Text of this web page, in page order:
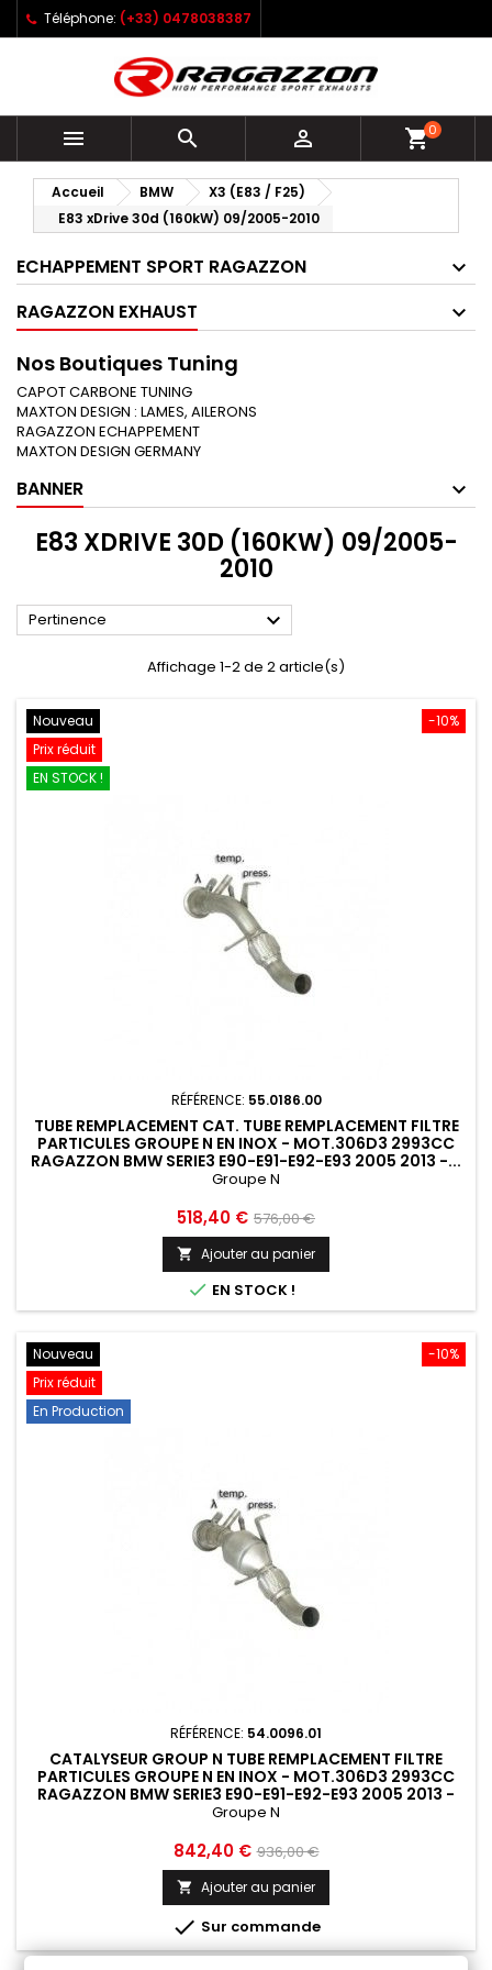
Téléphone: (+33) 0478038387
   shopping_cart0
Accueil BMW
X3 (E83 / F25)
E83 xDrive 30d (160kW) 09/2005-2010
ECHAPPEMENT SPORT RAGAZZON
RAGAZZON EXHAUST
Nos Boutiques Tuning
CAPOT CARBONE TUNING
MAXTON DESIGN : LAMES, AILERONS
RAGAZZON ECHAPPEMENT
MAXTON DESIGN GERMANY
BANNER
E83 XDRIVE 30D (160KW) 09/2005-
2010
Pertinence 
Affichage 1-2 de 2 article(s)
-10%
Nouveau
Prix réduit
EN STOCK !
RÉFÉRENCE: 55.0186.00
TUBE REMPLACEMENT CAT. TUBE REMPLACEMENT FILTRE
PARTICULES GROUPE N EN INOX - MOT.306D3 2993CC
RAGAZZON BMW SERIE3 E90-E91-E92-E93 2005 2013 -...
Groupe N
Prix
518,40 € Prix
de
base
576,00 €
 Ajouter au panier
 EN STOCK !
-10%
Nouveau
Prix réduit
En Production
RÉFÉRENCE: 54.0096.01
CATALYSEUR GROUP N TUBE REMPLACEMENT FILTRE
PARTICULES GROUPE N EN INOX - MOT.306D3 2993CC
RAGAZZON BMW SERIE3 E90-E91-E92-E93 2005 2013 -
54.0096.01
Groupe N
Prix
842,40 € Prix
de
base
936,00 €
 Ajouter au panier
 Sur commande